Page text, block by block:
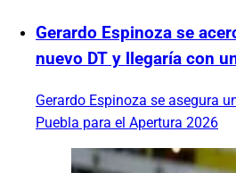
Gerardo Espinoza se
nuevo DT y llegaría con
Gerardo Espinoza se asegura
Puebla para el Apertura 2026